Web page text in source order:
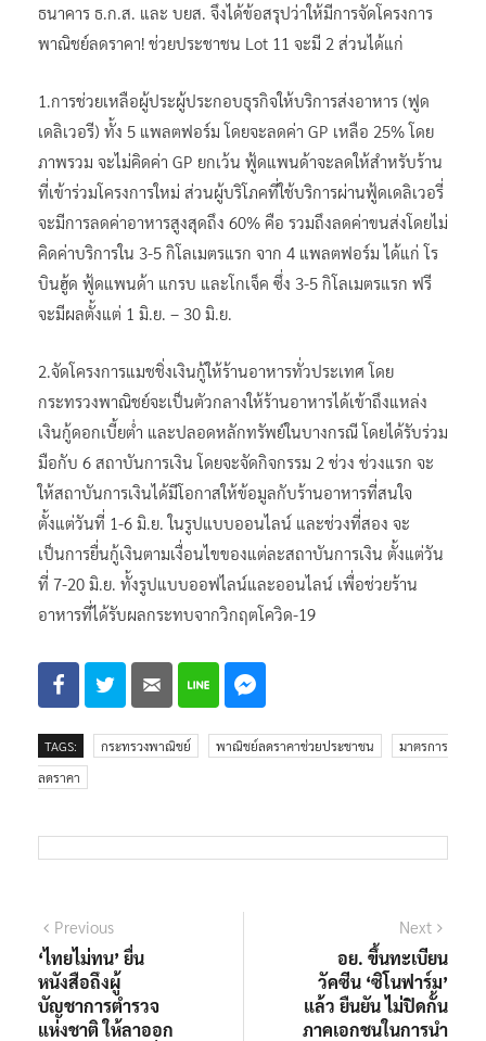
ธนาคาร ธ.ก.ส. และ บยส. จึงได้ข้อสรุปว่าให้มีการจัดโครงการ
พาณิชย์ลดราคา! ช่วยประชาชน Lot 11 จะมี 2 ส่วนได้แก่
1.การช่วยเหลือผู้ประผู้ประกอบธุรกิจให้บริการส่งอาหาร (ฟูด
เดลิเวอรี) ทั้ง 5 แพลตฟอร์ม โดยจะลดค่า GP เหลือ 25% โดย
ภาพรวม จะไม่คิดค่า GP ยกเว้น ฟู้ดแพนด้าจะลดให้สำหรับร้าน
ที่เข้าร่วมโครงการใหม่ ส่วนผู้บริโภคที่ใช้บริการผ่านฟู้ดเดลิเวอรี่
จะมีการลดค่าอาหารสูงสุดถึง 60% คือ รวมถึงลดค่าขนส่งโดยไม่
คิดค่าบริการใน 3-5 กิโลเมตรแรก จาก 4 แพลตฟอร์ม ได้แก่ โร
บินฮู้ด ฟู้ดแพนด้า แกรบ และโกเจ็ค ซึ่ง 3-5 กิโลเมตรแรก ฟรี
จะมีผลตั้งแต่ 1 มิ.ย. – 30 มิ.ย.
2.จัดโครงการแมชชิ่งเงินกู้ให้ร้านอาหารทั่วประเทศ โดย
กระทรวงพาณิชย์จะเป็นตัวกลางให้ร้านอาหารได้เข้าถึงแหล่ง
เงินกู้ดอกเบี้ยต่ำ และปลอดหลักทรัพย์ในบางกรณี โดยได้รับร่วม
มือกับ 6 สถาบันการเงิน โดยจะจัดกิจกรรม 2 ช่วง ช่วงแรก จะ
ให้สถาบันการเงินได้มีโอกาสให้ข้อมูลกับร้านอาหารที่สนใจ
ตั้งแต่วันที่ 1-6 มิ.ย. ในรูปแบบออนไลน์ และช่วงที่สอง จะ
เป็นการยื่นกู้เงินตามเงื่อนไขของแต่ละสถาบันการเงิน ตั้งแต่วัน
ที่ 7-20 มิ.ย. ทั้งรูปแบบออฟไลน์และออนไลน์ เพื่อช่วยร้าน
อาหารที่ได้รับผลกระทบจากวิกฤตโควิด-19
TAGS: กระทรวงพาณิชย์ พาณิชย์ลดราคาช่วยประชาชน
มาตรการ
ลดราคา
แนะแนว
เรื่อง
PreviousPrevious
post:
‘ไทยไม่ทน’ ยื่น
หนังสือถึงผู้
บัญชาการตำรวจ
แห่งชาติ ให้ลาออก
Next
post:
อย. ขึ้นทะเบียน
วัคซีน ‘ซิโนฟาร์ม’
แล้ว ยืนยัน ไม่ปิดกั้น
ภาคเอกชนในการนำ